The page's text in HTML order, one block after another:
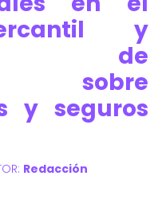
y
de
sobre
y seguros
Redacción